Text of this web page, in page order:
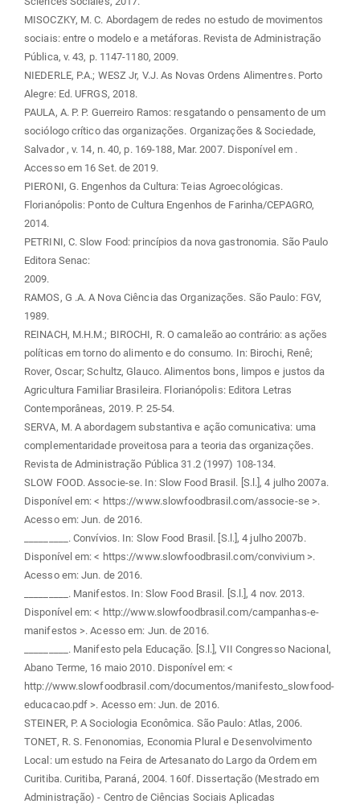
MISOCZKY, M. C. Abordagem de redes no estudo de movimentos
sociais: entre o modelo e a metáforas. Revista de Administração
Pública, v. 43, p. 1147-1180, 2009.
NIEDERLE, P.A.; WESZ Jr, V.J. As Novas Ordens Alimentres. Porto
Alegre: Ed. UFRGS, 2018.
PAULA, A. P. P. Guerreiro Ramos: resgatando o pensamento de um
sociólogo crítico das organizações. Organizações & Sociedade,
Salvador , v. 14, n. 40, p. 169-188, Mar. 2007. Disponível em .
Accesso em 16 Set. de 2019.
PIERONI, G. Engenhos da Cultura: Teias Agroecológicas.
Florianópolis: Ponto de Cultura Engenhos de Farinha/CEPAGRO,
2014.
PETRINI, C. Slow Food: princípios da nova gastronomia. São Paulo
Editora Senac:
2009.
RAMOS, G .A. A Nova Ciência das Organizações. São Paulo: FGV,
1989.
REINACH, M.H.M.; BIROCHI, R. O camaleão ao contrário: as ações
políticas em torno do alimento e do consumo. In: Birochi, Renê;
Rover, Oscar; Schultz, Glauco. Alimentos bons, limpos e justos da
Agricultura Familiar Brasileira. Florianópolis: Editora Letras
Contemporâneas, 2019. P. 25-54.
SERVA, M. A abordagem substantiva e ação comunicativa: uma
complementaridade proveitosa para a teoria das organizações.
Revista de Administração Pública 31.2 (1997) 108-134.
SLOW FOOD. Associe-se. In: Slow Food Brasil. [S.l.], 4 julho 2007a.
Disponível em: < https://www.slowfoodbrasil.com/associe-se >.
Acesso em: Jun. de 2016.
_________. Convívios. In: Slow Food Brasil. [S.l.], 4 julho 2007b.
Disponível em: < https://www.slowfoodbrasil.com/convivium >.
Acesso em: Jun. de 2016.
_________. Manifestos. In: Slow Food Brasil. [S.l.], 4 nov. 2013.
Disponível em: < http://www.slowfoodbrasil.com/campanhas-e-
manifestos >. Acesso em: Jun. de 2016.
_________. Manifesto pela Educação. [S.l.], VII Congresso Nacional,
Abano Terme, 16 maio 2010. Disponível em: <
http://www.slowfoodbrasil.com/documentos/manifesto_slowfood-
educacao.pdf >. Acesso em: Jun. de 2016.
STEINER, P. A Sociologia Econômica. São Paulo: Atlas, 2006.
TONET, R. S. Fenonomias, Economia Plural e Desenvolvimento
Local: um estudo na Feira de Artesanato do Largo da Ordem em
Curitiba. Curitiba, Paraná, 2004. 160f. Dissertação (Mestrado em
Administração) - Centro de Ciências Sociais Aplicadas